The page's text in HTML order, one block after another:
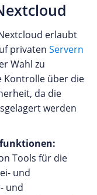
erlaubt
privaten Servern
Wahl zu
Kontrolle über die
da die
werden
Tools für die
und
und